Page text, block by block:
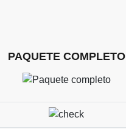
PAQUETE COMPLETO